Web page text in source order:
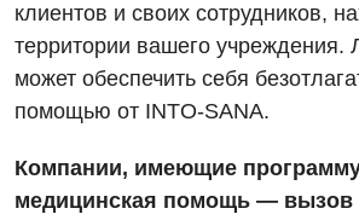
Нейросонография
Рентгенография
Эндоскопическое отделение
Отделение интенсивной терапии
Отделение неотложных состояний
Педиатрическое отделение
Декларирование
Национальный скрининг здоровья 40+
Украинский
клиентов и своих сотрудников,
территории вашего учреждения.
может обеспечить себя
помощью от INTO-SANA.
Компании, имеющие
медицинская помощь — вызов